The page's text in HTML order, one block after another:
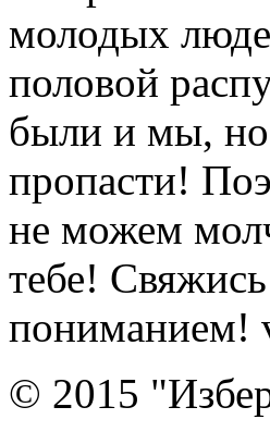
молодых
половой
были и мы, но
пропасти!
не можем
тебе!
пониманием!
© 2015